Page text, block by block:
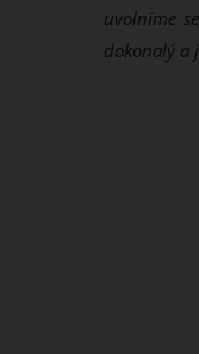
uvolníme
dokonalý a